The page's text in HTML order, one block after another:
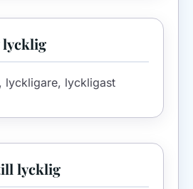
lycklig
lyckligare, lyckligast
lycklig